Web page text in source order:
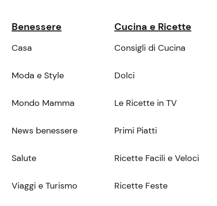
Benessere
Casa
Moda e Style
Mondo Mamma
News benessere
Salute
Viaggi e Turismo
Cucina e Ricette
Consigli di Cucina
Dolci
Le Ricette in TV
Primi Piatti
Ricette Facili e Veloci
Ricette Feste